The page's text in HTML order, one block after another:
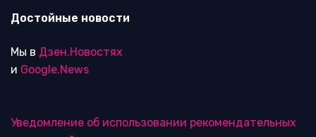
Достойные новости
Мы в Дзен.Новостях
и Google.News
Уведомление об использовании рекомендательных